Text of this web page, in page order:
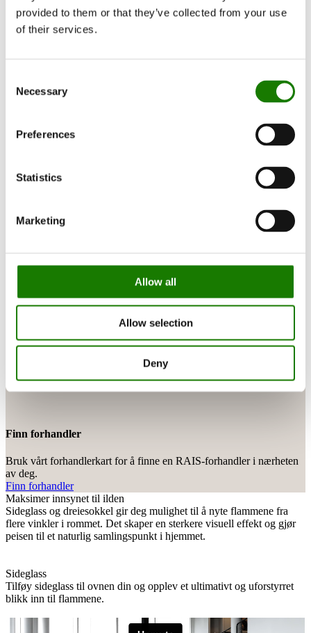
provided to them or that they’ve collected from your use
of their services.
Selection
Necessary
Preferences
Statistics
Marketing
Allow all
Allow selection
Deny
Finn forhandler
Bruk vårt forhandlerkart for å finne en RAIS-forhandler i nærheten
av deg.
Finn forhandler
Maksimer innsynet til ilden
Sideglass og dreiesokkel gir deg mulighet til å nyte flammene fra
flere vinkler i rommet. Det skaper en sterkere visuell effekt og gjør
peisen til et naturlig samlingspunkt i hjemmet.
Sideglass
Tilføy sideglass til ovnen din og opplev et ultimativt og uforstyrret
blikk inn til flammene.